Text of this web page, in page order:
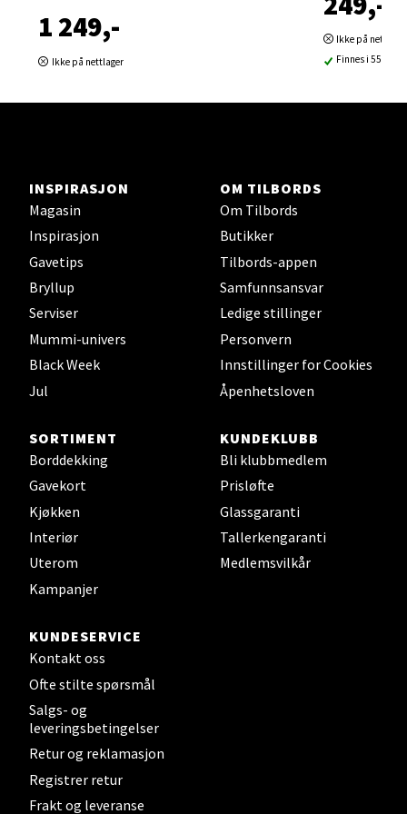
1 249,-
Ikke på nettlager
Ikke på
Finnes i 55
INSPIRASJON
Magasin
Inspirasjon
Gavetips
Bryllup
Serviser
Mummi-univers
Black Week
Jul
OM TILBORDS
Om Tilbords
Butikker
Tilbords-appen
Samfunnsansvar
Ledige stillinger
Personvern
Innstillinger for Cookies
Åpenhetsloven
SORTIMENT
Borddekking
Gavekort
Kjøkken
Interiør
Uterom
Kampanjer
KUNDEKLUBB
Bli klubbmedlem
Prisløfte
Glassgaranti
Tallerkengaranti
Medlemsvilkår
KUNDESERVICE
Kontakt oss
Ofte stilte spørsmål
Salgs- og
leveringsbetingelser
Retur og reklamasjon
Registrer retur
Frakt og leveranse
0 i butikk
Velg
Strangata 26, 8400 Sortland
Åpent i dag 10-19
Steinkjer - Thon Senter Steinkjer
Sjøfartsgata 2, 7714 Steinkjer
Åpent i dag 10-20
0 i butikk
Velg
Torgbakken 2, 5401 Stord
Åpent i dag 10-17
0 i butikk